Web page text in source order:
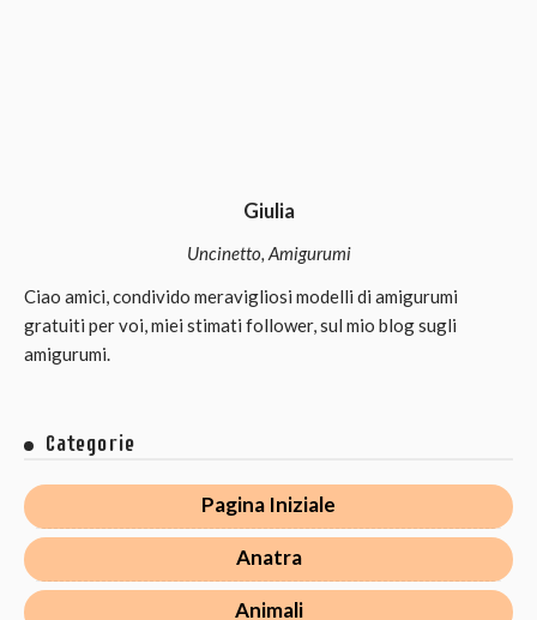
Giulia
Uncinetto, Amigurumi
Ciao amici, condivido meravigliosi modelli di amigurumi
gratuiti per voi, miei stimati follower, sul mio blog sugli
amigurumi.
Categorie
Pagina Iniziale
Anatra
Animali